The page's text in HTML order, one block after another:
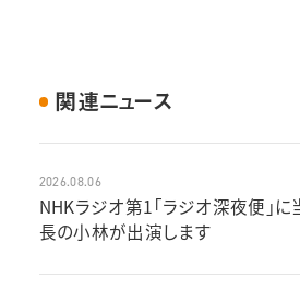
関連ニュース
2026.08.06
NHKラジオ第1「ラジオ深夜便」
長の小林が出演します